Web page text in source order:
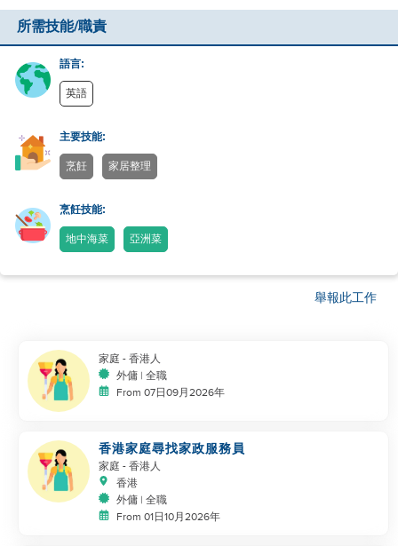
所需技能/職責
語言:
英語
主要技能:
烹飪 家居整理
烹飪技能:
地中海菜 亞洲菜
舉報此工作
家庭 - 香港人
外傭 | 全職
From 07日09月2026年
香港家庭尋找家政服務員
家庭 - 香港人
香港
外傭 | 全職
From 01日10月2026年